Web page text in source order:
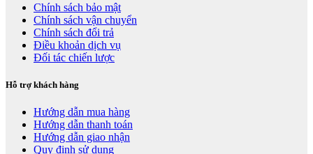
Chính sách bảo mật
Chính sách vận chuyển
Chính sách đổi trả
Điều khoản dịch vụ
Đối tác chiến lược
Hỗ trợ khách hàng
Hướng dẫn mua hàng
Hướng dẫn thanh toán
Hướng dẫn giao nhận
Quy định sử dụng